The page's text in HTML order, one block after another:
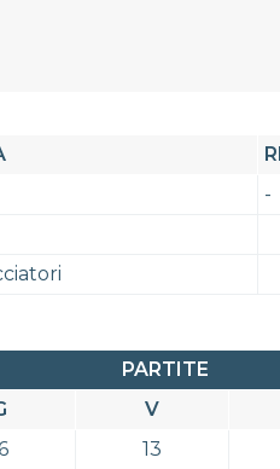
-
PARTITE
V
13